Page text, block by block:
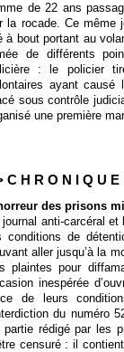
de 22 ans
la rocade. Ce même
à bout portant au
de différents
: le policier
ayant
sous contrôle
une première
C H R O N I Q U E
des prisons
journal anti-carcéral et
conditions de
aller jusqu’à la
plaintes pour
inespérée
de leurs
du numéro
partie rédigé par les
censuré : il